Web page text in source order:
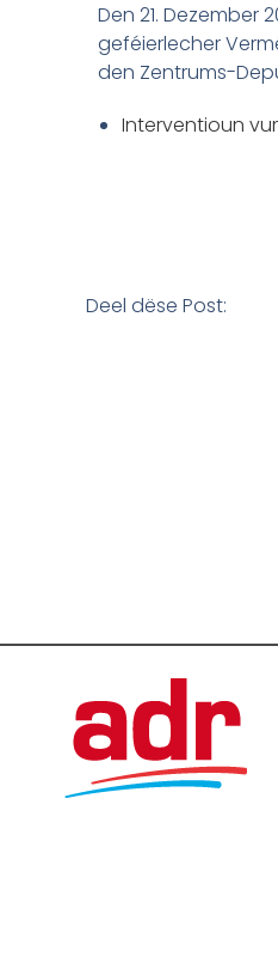
Den 21.
geféierlecher
den Zentrums-
Interventioun
Deel dëse Post: